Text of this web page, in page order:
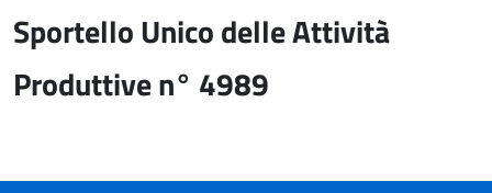
Sportello Unico delle Attività
Produttive n° 4989